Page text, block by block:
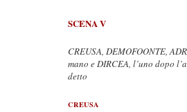
SCENA V
CREUSA, DEMOFOONTE,
mano e DIRCEA, l’uno dopo
detto
CREUSA